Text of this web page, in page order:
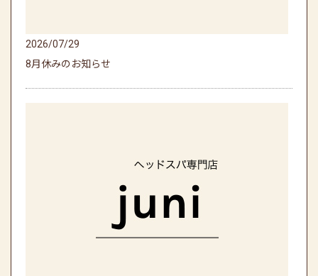
2026/07/29
8月休みのお知らせ